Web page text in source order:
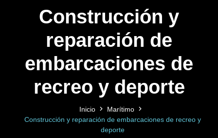
Construcción y
reparación de
embarcaciones de
recreo y deporte
Inicio
Marítimo
Construcción y reparación de embarcaciones de recreo y
deporte